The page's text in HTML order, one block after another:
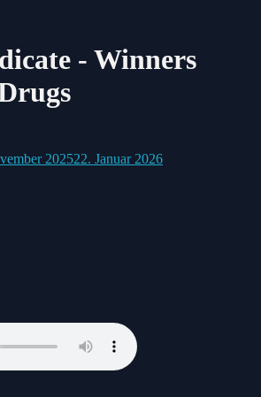
- Winners
202522. Januar 2026